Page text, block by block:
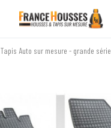
Tapis Auto sur mesure - grande série